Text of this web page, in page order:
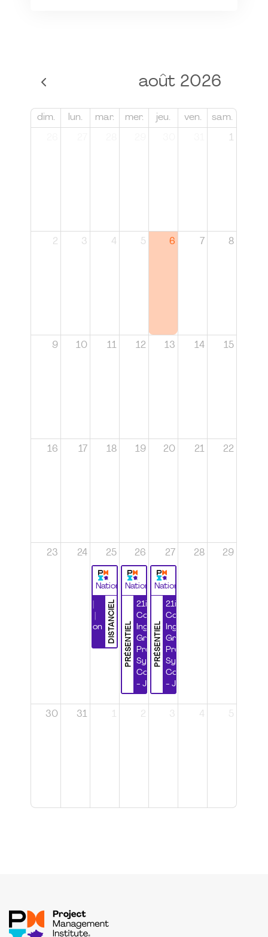
août 2026
dim. lun. mar. mer. jeu. ven. sam.
1
2 3 4 5 6 7 8
9 10 11 12 13 14 15
16 17 18 19 20 21 22
23 24 25
National
DISTANCIEL
Certification
26
National
PRÉSENTIEL
21ième
Congrès
Ingénierie
Grands
Projets et
Systèmes
Complexes
- Jour 1
27
National
PRÉSENTIEL
21ième
Congrès
Ingénierie
Grands
Projets et
Systèmes
Complexes
- Jour 2
28 29
30 31 1 2 3 4 5